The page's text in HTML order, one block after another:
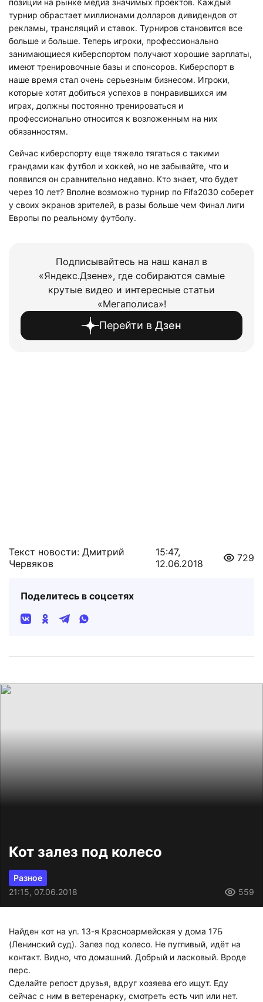
турнир обрастает миллионами долларов дивидендов от
рекламы, трансляций и ставок. Турниров становится все
больше и больше. Теперь игроки, профессионально
занимающиеся киберспортом получают хорошие зарплаты,
имеют тренировочные базы и спонсоров. Киберспорт в
наше время стал очень серьезным бизнесом. Игроки,
которые хотят добиться успехов в понравившихся им
играх, должны постоянно тренироваться и
профессионально относится к возложенным на них
обязанностям.
Сейчас киберспорту еще тяжело тягаться с такими
грандами как футбол и хоккей, но не забывайте, что и
появился он сравнительно недавно. Кто знает, что будет
через 10 лет? Вполне возможно турнир по Fifa2030 соберет
у своих экранов зрителей, в разы больше чем Финал лиги
Европы по реальному футболу.
Подписывайтесь на наш канал в
«Яндекс.Дзене», где собираются самые
крутые видео и интересные статьи
«Мегаполиса»!
Перейти в Дзен
Текст новости: Дмитрий
Червяков
15:47,
12.06.2018
729
Поделитесь в соцсетях
Кот залез под колесо
Разное
21:15, 07.06.2018
559
Найден кот на ул. 13-я Красноармейская у дома 17Б
(Ленинский суд). Залез под колесо. Не пугливый, идёт на
контакт. Видно, что домашний. Добрый и ласковый. Вроде
перс.
Сделайте репост друзья, вдруг хозяева его ищут. Еду
сейчас с ним в ветеренарку, смотреть есть чип или нет.